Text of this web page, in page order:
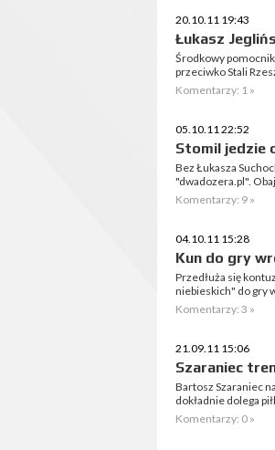
20.10.11 19:43
Łukasz
Środkowy
przeciwko Stali
Komentarzy: 1 »
05.10.11 22:52
Stomil jedzie
Bez Łukasza
"dwadozera.pl".
Komentarzy: 9 »
04.10.11 15:28
Kun do gry
Przedłuża się
niebieskich" do gry
Komentarzy: 3 »
21.09.11 15:06
Szaraniec
Bartosz Szaraniec
dokładnie dolega
Komentarzy: 0 »